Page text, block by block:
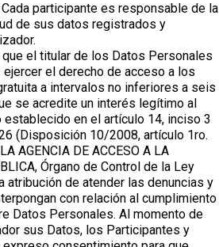
participante es responsable de la
de sus datos registrados y
el titular de los Datos Personales
el derecho de acceso a los
a intervalos no inferiores a seis
se acredite un interés legítimo al
en el artículo 14, inciso 3
(Disposición 10/2008, artículo 1ro.
AGENCIA DE ACCESO A LA
Órgano de Control de la Ley
atribución de atender las denuncias y
con relación al cumplimiento
Datos Personales. Al momento de
sus Datos, los Participantes y